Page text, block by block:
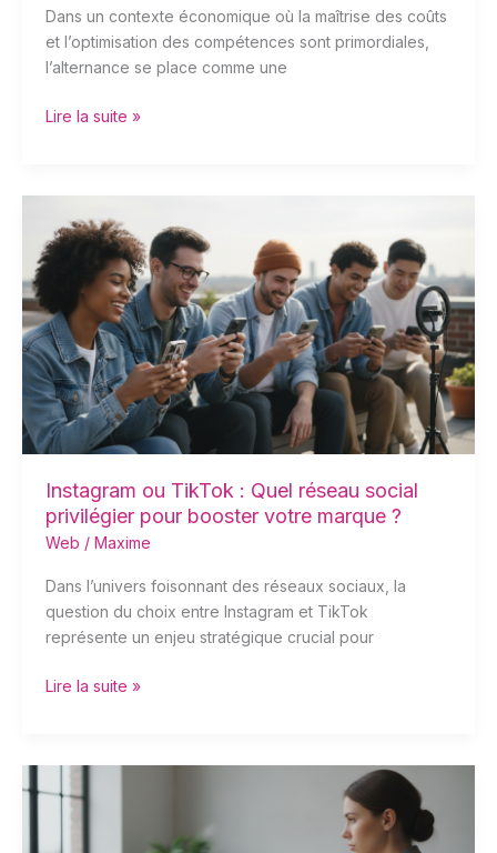
Dans un contexte économique où la maîtrise des coûts
et l’optimisation des compétences sont primordiales,
l’alternance se place comme une
Lire la suite »
Instagram ou TikTok : Quel réseau social
privilégier pour booster votre marque ?
Web / Maxime
Dans l’univers foisonnant des réseaux sociaux, la
question du choix entre Instagram et TikTok
représente un enjeu stratégique crucial pour
ou
TikTok
Quel
réseau
social
privilégier
pour
booster
marque
?
Lire la suite »
quand